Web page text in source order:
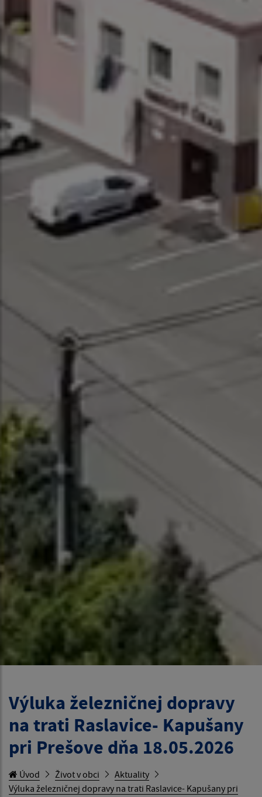
Výluka železničnej dopravy
na trati Raslavice- Kapušany
pri Prešove dňa 18.05.2026
Úvod Život v obci
Aktuality
Výluka železničnej dopravy na trati Raslavice- Kapušany pri